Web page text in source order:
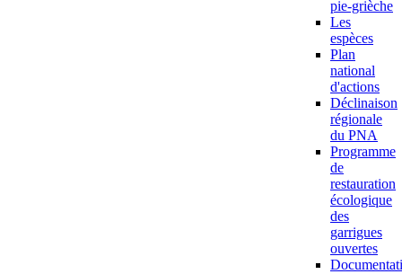
pie-grièche
Les
espèces
Plan
national
d'actions
Déclinaison
régionale
du PNA
Programme
de
restauration
écologique
des
garrigues
ouvertes